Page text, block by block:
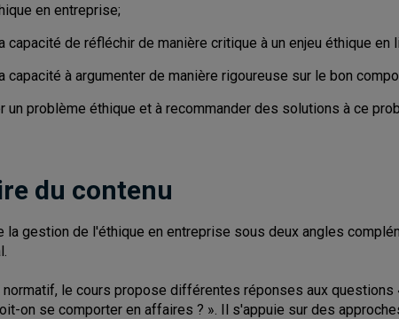
en entreprise;
capacité de réfléchir de manière critique à un enjeu éthique en
capacité à argumenter de manière rigoureuse sur le bon
un problème éthique et à recommander des solutions à ce
du contenu
la gestion de l'éthique en entreprise sous deux angles
normatif, le cours propose différentes réponses aux questions
on se comporter en affaires ? ». Il s'appuie sur des